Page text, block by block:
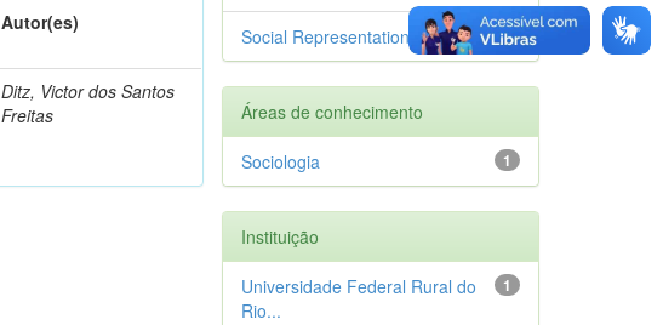
Autor(es)
Ditz, Victor dos Santos
Freitas
1
Social Representations
Áreas de conhecimento
1
Sociologia
Instituição
1
Universidade Federal Rural do
Rio...